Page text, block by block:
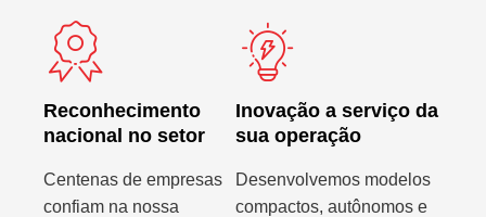
Reconhecimento
nacional no setor
Centenas de empresas
confiam na nossa
Inovação a serviço da
sua operação
Desenvolvemos modelos
compactos, autônomos e